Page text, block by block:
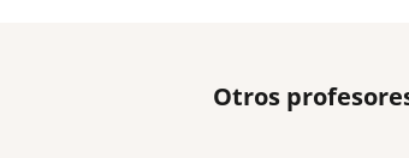
Otros